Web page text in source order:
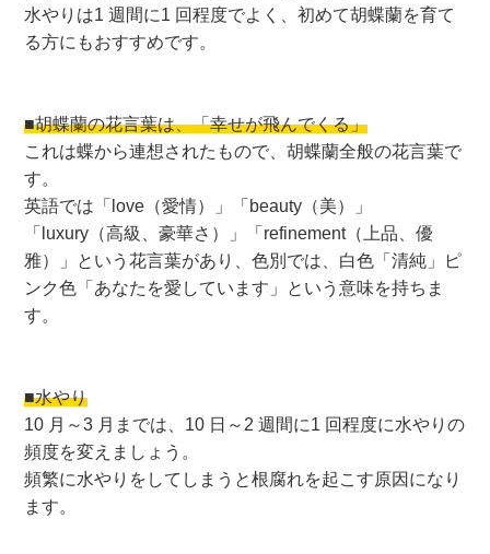
水やりは1 週間に1 回程度でよく、初めて胡蝶蘭を育て
る方にもおすすめです。
■胡蝶蘭の花言葉は、「幸せが飛んでくる」
これは蝶から連想されたもので、胡蝶蘭全般の花言葉で
す。
英語では「love（愛情）」「beauty（美）」
「luxury（高級、豪華さ）」「refinement（上品、優
雅）」という花言葉があり、色別では、白色「清純」ピ
ンク色「あなたを愛しています」という意味を持ちま
す。
■水やり
10 月～3 月までは、10 日～2 週間に1 回程度に水やりの
頻度を変えましょう。
頻繁に水やりをしてしまうと根腐れを起こす原因になり
ます。